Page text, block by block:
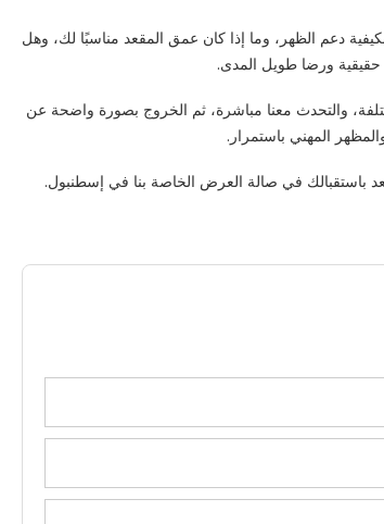
دعم الظهر، وما إذا كان عمق المقعد مناسبًا لك، وهل
حقيقية ورضا طويل المدى.
والتحدث معنا مباشرة، ثم الخروج بصورة واضحة عن
المهني باستمرار.
باستقبالك في صالة العرض الخاصة بنا في إسطنبول.